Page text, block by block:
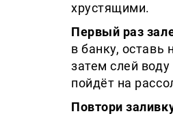
хрустящими.
Первый раз
в банку, оставь
затем слей
пойдёт на
Повтори